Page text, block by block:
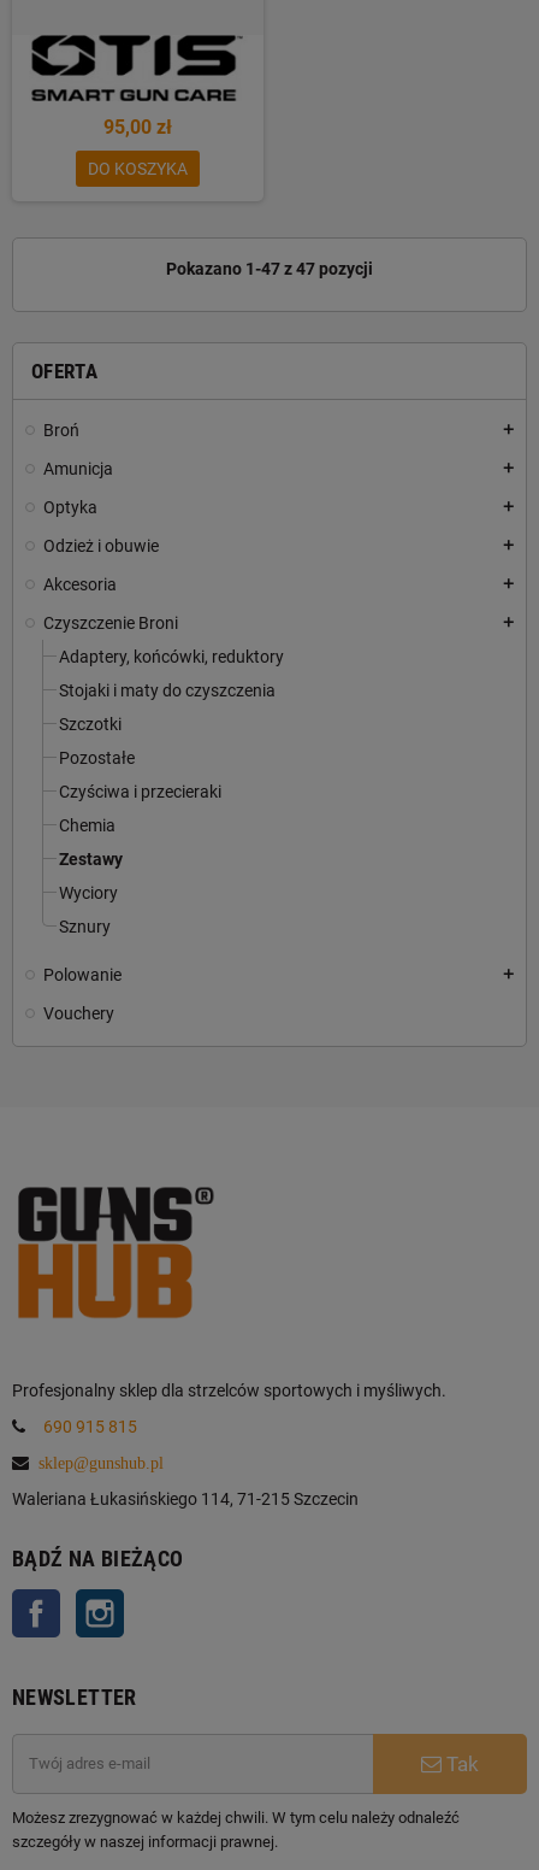
OFERTA
Broń add
Amunicja add
Optyka add
Odzież i obuwie add
Akcesoria add
Czyszczenie Broni add
Adaptery, końcówki, reduktory
Stojaki i maty do czyszczenia
Szczotki
Pozostałe
Czyściwa i przecieraki
Chemia
Zestawy
Wyciory
Sznury
Polowanie add
Vouchery
95,00 zł
DO KOSZYKA
Pokazano 1-47 z 47 pozycji
Profesjonalny sklep dla strzelców sportowych i myśliwych.
690 915 815
sklep@gunshub.pl
Waleriana Łukasińskiego 114, 71-215 Szczecin
BĄDŹ NA BIEŻĄCO
Facebook
NEWSLETTER
Tak
Możesz zrezygnować w każdej chwili. W tym celu należy odnaleźć
szczegóły w naszej informacji prawnej.